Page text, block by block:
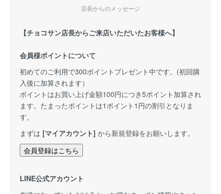
店長からのメッセージ
【チョコサン店長からご来店いただいたお客様へ】
会員様ポイントについて
初めてのご利用で300ポイントプレゼント中です。(初回購
入後に加算されます）
ポイントはお買い上げ金額100円につき5ポイント加算され
ます。たまったポイントは1ポイント1円の割引となりま
す。
まずは [マイアカウント] から新規登録をお願いします。
会員登録はこちら
LINE公式アカウント